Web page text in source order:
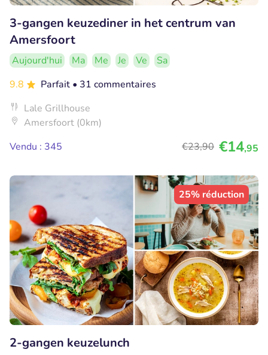
3-gangen keuzediner in het centrum van
Amersfoort
Aujourd'hui Ma Me Je Ve
Sa
9.8
Parfait • 31 commentaires
Lale Grillhouse
Amersfoort (0km)
Vendu : 345
€23,90 €14,95
25% réduction
2-gangen keuzelunch